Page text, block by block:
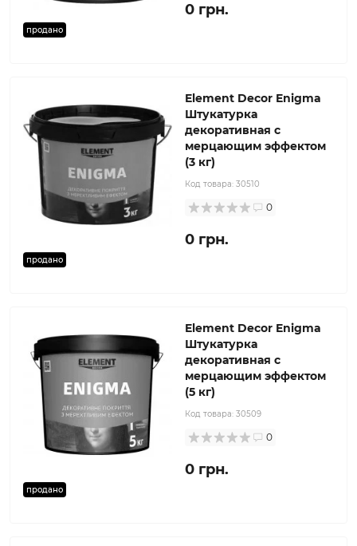
продано
0 грн.
продано
Element Decor Enigma
Штукатурка
декоративная с
мерцающим эффектом
(3 кг)
Код товара: 30510
0
0 грн.
продано
Element Decor Enigma
Штукатурка
декоративная с
мерцающим эффектом
(5 кг)
Код товара: 30509
0
0 грн.